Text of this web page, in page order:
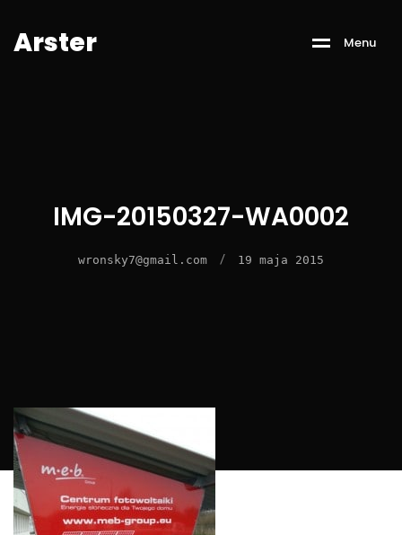
Arster Menu
IMG-20150327-WA0002
wronsky7@gmail.com / 19 maja 2015